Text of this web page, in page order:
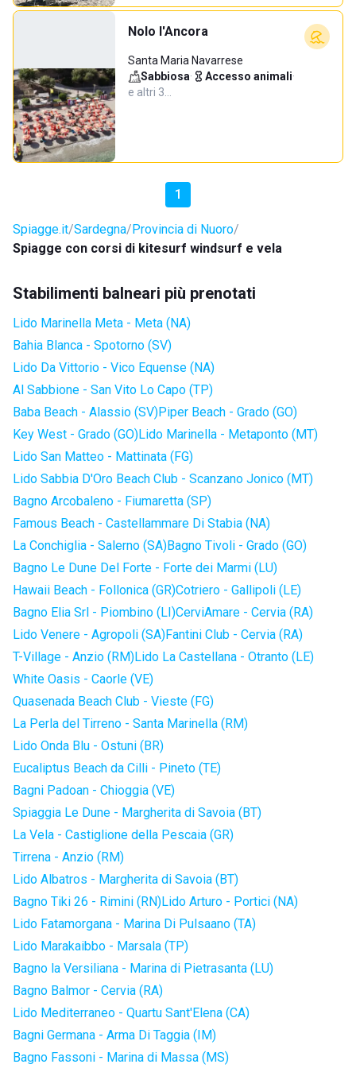
Nolo l'Ancora
Santa Maria Navarrese
Sabbiosa· Accesso animali·
e altri 3…
1
Spiagge.it Sardegna Provincia di Nuoro
Spiagge con corsi di kitesurf windsurf e vela
Stabilimenti balneari più prenotati
Lido Marinella Meta - Meta (NA)
Bahia Blanca - Spotorno (SV)
Lido Da Vittorio - Vico Equense (NA)
Al Sabbione - San Vito Lo Capo (TP)
Baba Beach - Alassio (SV)Piper Beach - Grado (GO)
Key West - Grado (GO)Lido Marinella - Metaponto (MT)
Lido San Matteo - Mattinata (FG)
Lido Sabbia D'Oro Beach Club - Scanzano Jonico (MT)
Bagno Arcobaleno - Fiumaretta (SP)
Famous Beach - Castellammare Di Stabia (NA)
La Conchiglia - Salerno (SA)Bagno Tivoli - Grado (GO)
Bagno Le Dune Del Forte - Forte dei Marmi (LU)
Hawaii Beach - Follonica (GR)Cotriero - Gallipoli (LE)
Bagno Elia Srl - Piombino (LI)CerviAmare - Cervia (RA)
Lido Venere - Agropoli (SA)Fantini Club - Cervia (RA)
T-Village - Anzio (RM)Lido La Castellana - Otranto (LE)
White Oasis - Caorle (VE)
Quasenada Beach Club - Vieste (FG)
La Perla del Tirreno - Santa Marinella (RM)
Lido Onda Blu - Ostuni (BR)
Eucaliptus Beach da Cilli - Pineto (TE)
Bagni Padoan - Chioggia (VE)
Spiaggia Le Dune - Margherita di Savoia (BT)
La Vela - Castiglione della Pescaia (GR)
Tirrena - Anzio (RM)
Lido Albatros - Margherita di Savoia (BT)
Bagno Tiki 26 - Rimini (RN)Lido Arturo - Portici (NA)
Lido Fatamorgana - Marina Di Pulsaano (TA)
Lido Marakaibbo - Marsala (TP)
Bagno la Versiliana - Marina di Pietrasanta (LU)
Bagno Balmor - Cervia (RA)
Lido Mediterraneo - Quartu Sant'Elena (CA)
Bagni Germana - Arma Di Taggia (IM)
Bagno Fassoni - Marina di Massa (MS)